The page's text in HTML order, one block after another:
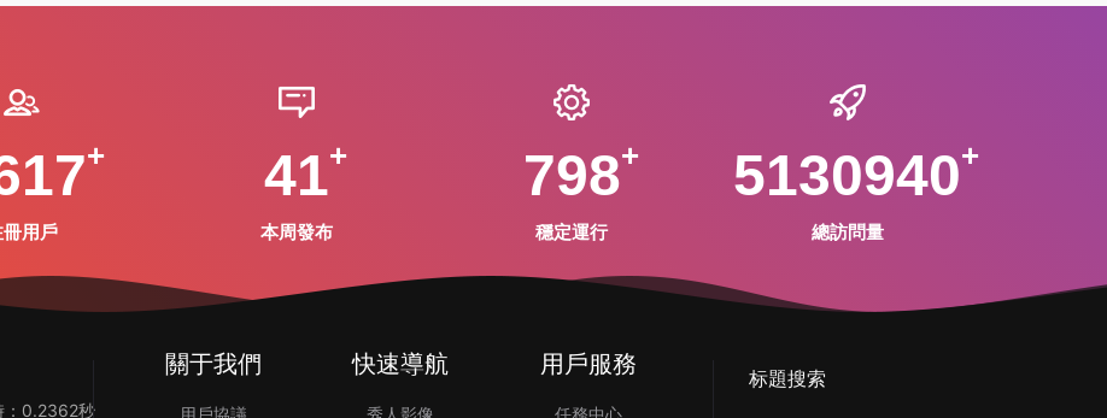
用戶
41
本周發布
798
穩定運行
5130940
總訪問量
：0.2362秒
關于我們
用戶協議
快速導航
秀人影像
用戶服務
任務中心
标題搜索